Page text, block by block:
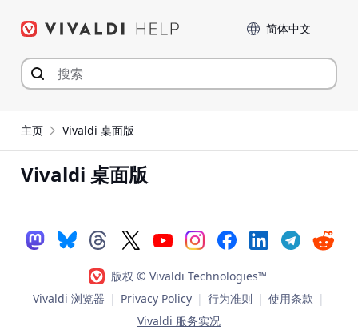
Language
主页 Vivaldi 桌面版
Vivaldi 桌面版
版权 © Vivaldi Technologies™
Vivaldi 浏览器 | Privacy Policy | 行为准则 | 使用条款 |
Vivaldi 服务实况